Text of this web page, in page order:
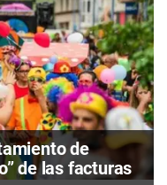
de
de las facturas